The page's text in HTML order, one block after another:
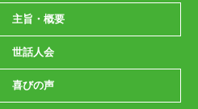
主旨・概要
世話人会
喜びの声